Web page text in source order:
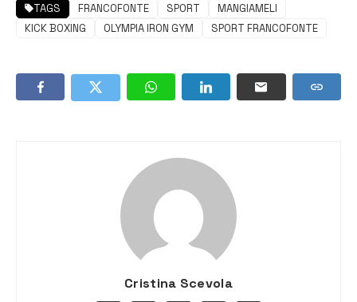
TAGS FRANCOFONTE SPORT
MANGIAMELI
KICK BOXING
OLYMPIA IRON GYM SPORT FRANCOFONTE
Cristina Scevola